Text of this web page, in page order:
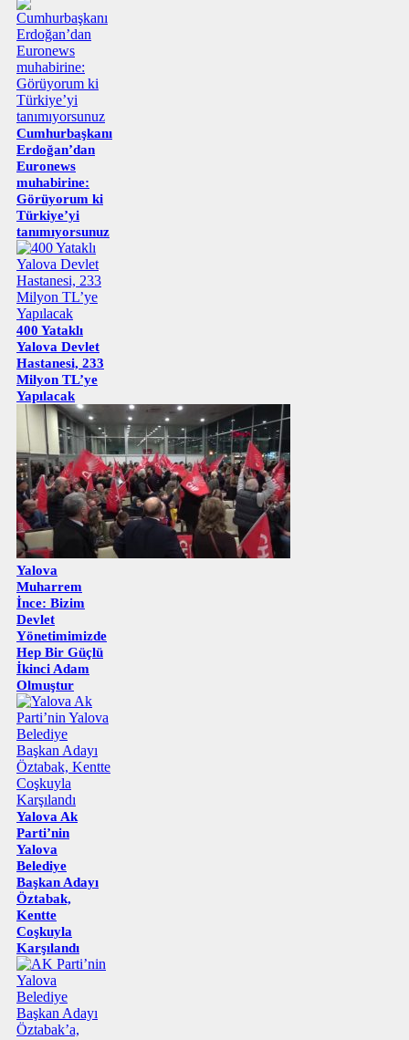
Cumhurbaşkanı
Erdoğan’dan
Euronews
muhabirine:
Görüyorum ki
Türkiye’yi
tanımıyorsunuz
400 Yataklı
Yalova Devlet
Hastanesi, 233
Milyon TL’ye
Yapılacak
Yalova
Muharrem
İnce: Bizim
Devlet
Yönetimimizde
Hep Bir Güçlü
İkinci Adam
Olmuştur
Yalova Ak
Parti’nin
Yalova
Belediye
Başkan Adayı
Öztabak,
Kentte
Coşkuyla
Karşılandı